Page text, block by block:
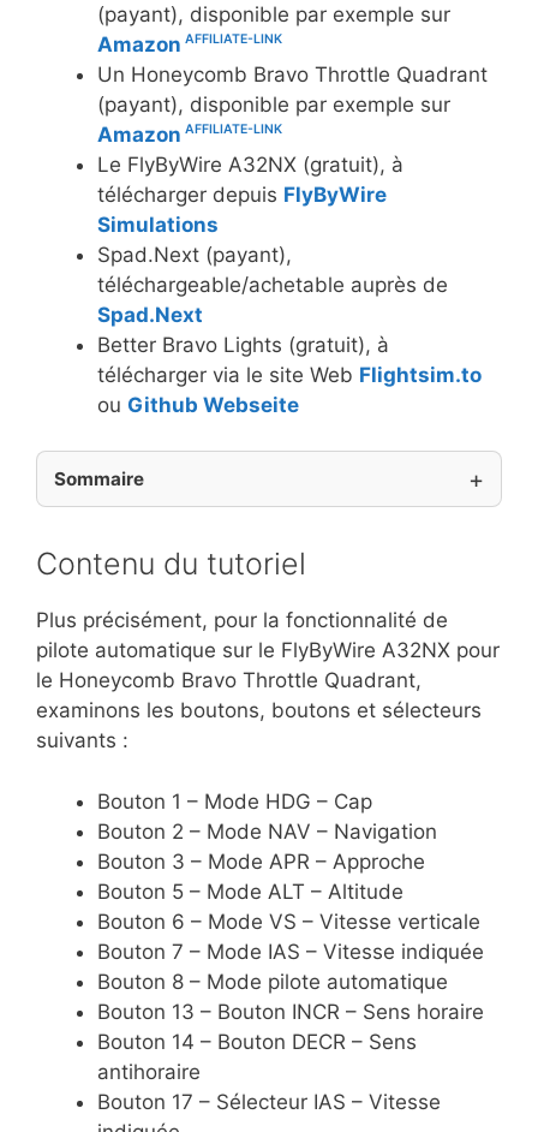
(payant), disponible par exemple sur
Amazon
Un Honeycomb Bravo Throttle Quadrant
(payant), disponible par exemple sur
Amazon
Le FlyByWire A32NX (gratuit), à
télécharger depuis FlyByWire
Simulations
Spad.Next (payant),
téléchargeable/achetable auprès de
Spad.Next
Better Bravo Lights (gratuit), à
télécharger via le site Web Flightsim.to
ou Github Webseite
Sommaire
Contenu du tutoriel
Plus précisément, pour la fonctionnalité de
pilote automatique sur le FlyByWire A32NX pour
le Honeycomb Bravo Throttle Quadrant,
examinons les boutons, boutons et sélecteurs
suivants :
Bouton 1 – Mode HDG – Cap
Bouton 2 – Mode NAV – Navigation
Bouton 3 – Mode APR – Approche
Bouton 5 – Mode ALT – Altitude
Bouton 6 – Mode VS – Vitesse verticale
Bouton 7 – Mode IAS – Vitesse indiquée
Bouton 8 – Mode pilote automatique
Bouton 13 – Bouton INCR – Sens horaire
Bouton 14 – Bouton DECR – Sens
antihoraire
Bouton 17 – Sélecteur IAS – Vitesse